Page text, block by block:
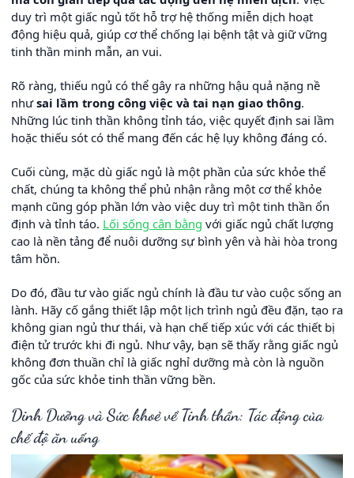
duy trì một giấc ngủ tốt hỗ trợ hệ thống miễn dịch hoạt
động hiệu quả, giúp cơ thể chống lại bệnh tật và giữ vững
tinh thần minh mẫn, an vui.
Rõ ràng, thiếu ngủ có thể gây ra những hậu quả nặng nề
nhưsai lầm trong công việc và tai nạn giao thông.
Những lúc tinh thần không tỉnh táo, việc quyết định sai lầm
hoặc thiếu sót có thể mang đến các hệ lụy không đáng có.
Cuối cùng, mặc dù giấc ngủ là một phần của sức khỏe thể
chất, chúng ta không thể phủ nhận rằng một cơ thể khỏe
mạnh cũng góp phần lớn vào việc duy trì một tinh thần ổn
định và tỉnh táo. Lối sống cân bằng với giấc ngủ chất lượng
cao là nền tảng để nuôi dưỡng sự bình yên và hài hòa trong
tâm hồn.
Do đó, đầu tư vào giấc ngủ chính là đầu tư vào cuộc sống an
lành. Hãy cố gắng thiết lập một lịch trình ngủ đều đặn, tạo ra
không gian ngủ thư thái, và hạn chế tiếp xúc với các thiết bị
điện tử trước khi đi ngủ. Như vậy, bạn sẽ thấy rằng giấc ngủ
không đơn thuần chỉ là giấc nghỉ dưỡng mà còn là nguồn
gốc của sức khỏe tinh thần vững bền.
Dinh Dưỡng và Sức khoẻ về Tinh thần: Tác động của
chế độ ăn uống